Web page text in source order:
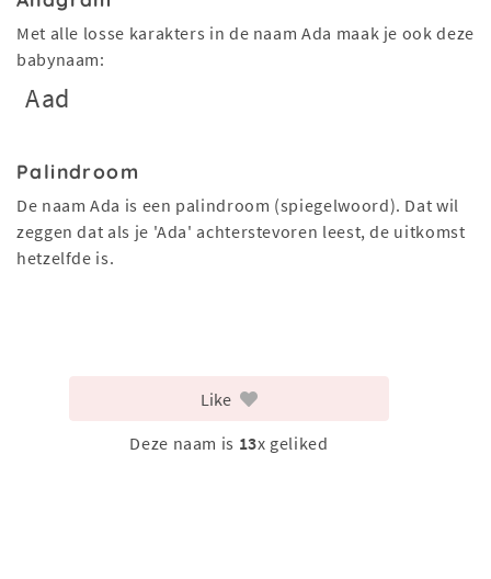
Met alle losse karakters in de naam Ada maak je ook deze
babynaam:
Aad
Palindroom
De naam Ada is een palindroom (spiegelwoord). Dat wil
zeggen dat als je 'Ada' achterstevoren leest, de uitkomst
hetzelfde is.
Like
Deze naam is 13x geliked